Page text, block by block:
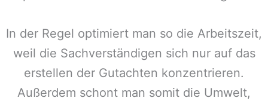
In der Regel optimiert man so die Arbeitszeit,
weil die Sachverständigen sich nur auf das
erstellen der Gutachten konzentrieren.
Außerdem schont man somit die Umwelt,